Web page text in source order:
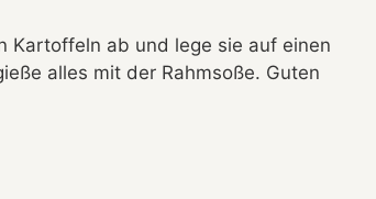
Kartoffeln ab und lege sie auf einen
alles mit der Rahmsoße. Guten